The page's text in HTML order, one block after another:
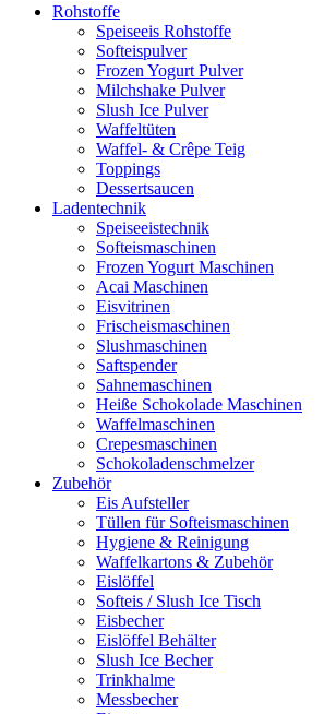
Rohstoffe
Speiseeis Rohstoffe
Softeispulver
Frozen Yogurt Pulver
Milchshake Pulver
Slush Ice Pulver
Waffeltüten
Waffel- & Crêpe Teig
Toppings
Dessertsaucen
Ladentechnik
Speiseeistechnik
Softeismaschinen
Frozen Yogurt Maschinen
Acai Maschinen
Eisvitrinen
Frischeismaschinen
Slushmaschinen
Saftspender
Sahnemaschinen
Heiße Schokolade Maschinen
Waffelmaschinen
Crepesmaschinen
Schokoladenschmelzer
Zubehör
Eis Aufsteller
Tüllen für Softeismaschinen
Hygiene & Reinigung
Waffelkartons & Zubehör
Eislöffel
Softeis / Slush Ice Tisch
Eisbecher
Eislöffel Behälter
Slush Ice Becher
Trinkhalme
Messbecher